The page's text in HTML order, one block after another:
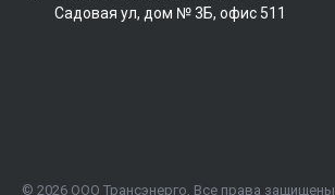
Садовая ул, дом № 3Б, офис 511
© 2026 ООО Трансэнерго, Все права защищены